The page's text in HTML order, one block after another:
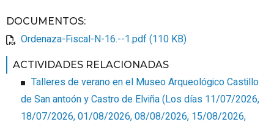
DOCUMENTOS:
Ordenaza-Fiscal-N-16.--1.pdf (110 KB)
ACTIVIDADES RELACIONADAS
Talleres de verano en el Museo Arqueológico Castillo
de San antoón y Castro de Elviña(Los días 11/07/2026,
18/07/2026, 01/08/2026, 08/08/2026, 15/08/2026,